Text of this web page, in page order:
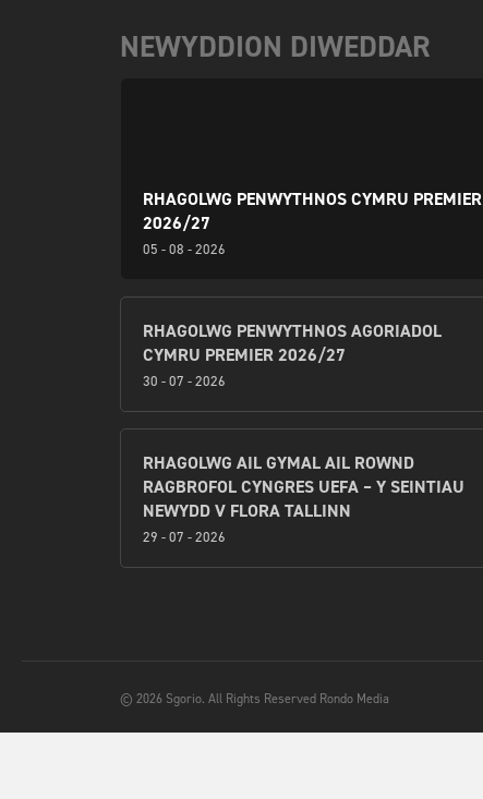
NEWYDDION DIWEDDAR
RHAGOLWG PENWYTHNOS CYMRU PREMIER
2026/27
05 - 08 - 2026
RHAGOLWG PENWYTHNOS AGORIADOL
CYMRU PREMIER 2026/27
30 - 07 - 2026
RHAGOLWG AIL GYMAL AIL ROWND
RAGBROFOL CYNGRES UEFA – Y SEINTIAU
NEWYDD V FLORA TALLINN
29 - 07 - 2026
© 2026 Sgorio. All Rights Reserved Rondo Media